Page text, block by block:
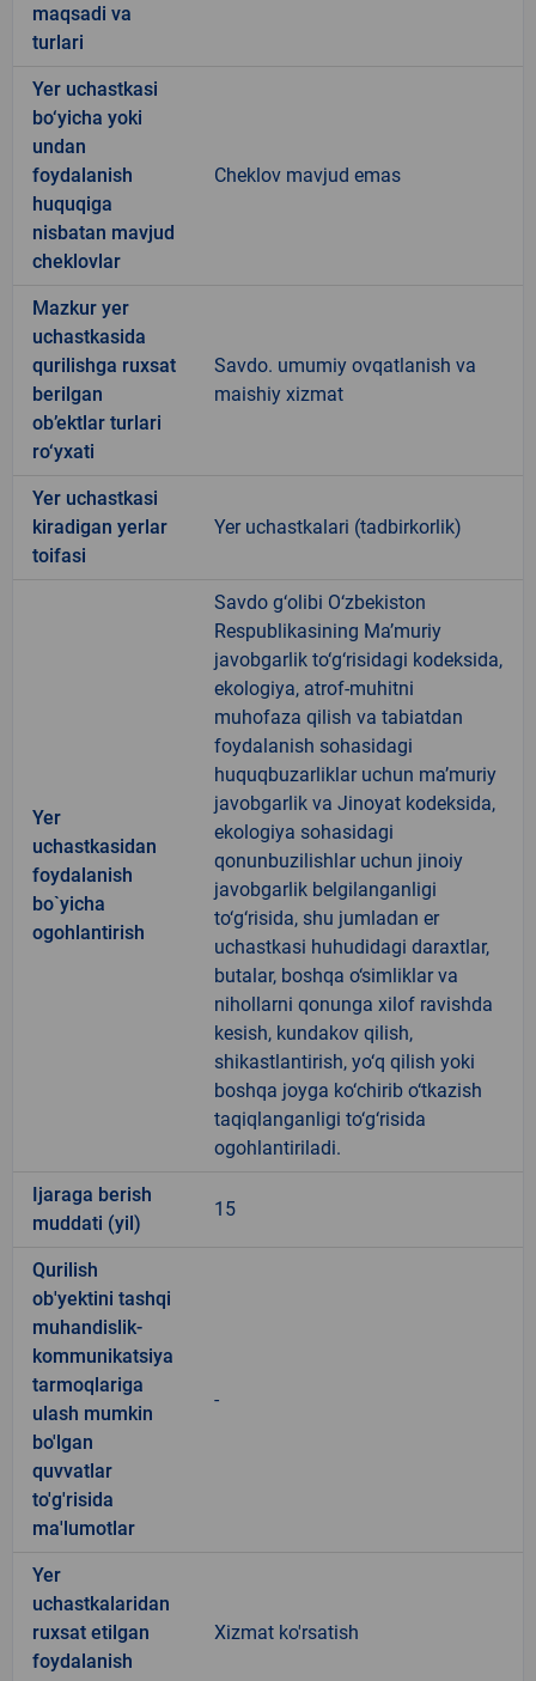
maqsadi va
turlari
Yer uchastkasi
bo‘yicha yoki
undan
foydalanish
huquqiga
nisbatan mavjud
cheklovlar
Cheklov mavjud emas
Mazkur yer
uchastkasida
qurilishga ruxsat
berilgan
ob’ektlar turlari
ro‘yxati
Savdo. umumiy ovqatlanish va
maishiy xizmat
Yer uchastkasi
kiradigan yerlar
toifasi
Yer uchastkalari (tadbirkorlik)
Yer
uchastkasidan
foydalanish
bo`yicha
ogohlantirish
Savdo g‘olibi O‘zbekiston
Respublikasining Ma’muriy
javobgarlik to‘g‘risidagi kodeksida,
ekologiya, atrof-muhitni
muhofaza qilish va tabiatdan
foydalanish sohasidagi
huquqbuzarliklar uchun ma’muriy
javobgarlik va Jinoyat kodeksida,
ekologiya sohasidagi
qonunbuzilishlar uchun jinoiy
javobgarlik belgilanganligi
to‘g‘risida, shu jumladan er
uchastkasi huhudidagi daraxtlar,
butalar, boshqa o‘simliklar va
nihollarni qonunga xilof ravishda
kesish, kundakov qilish,
shikastlantirish, yo‘q qilish yoki
boshqa joyga ko‘chirib o‘tkazish
taqiqlanganligi to‘g‘risida
ogohlantiriladi.
Ijaraga berish
muddati (yil)
15
Qurilish
ob'yektini tashqi
muhandislik-
kommunikatsiya
tarmoqlariga
ulash mumkin
bo'lgan
quvvatlar
to'g'risida
ma'lumotlar
-
Yer
uchastkalaridan
ruxsat etilgan
foydalanish
Xizmat ko'rsatish